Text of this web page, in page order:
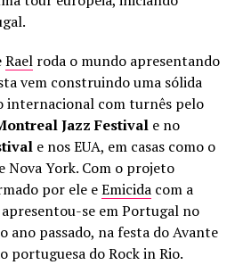
Rael roda o mundo apresentando
vem construindo uma sólida
internacional com turnês pelo
Jazz Festival e no
e nos EUA, em casas como o
Nova York. Com o projeto
por ele eEmicida com a
se em Portugal no
ano passado, na festa do Avante
portuguesa do Rock in Rio.